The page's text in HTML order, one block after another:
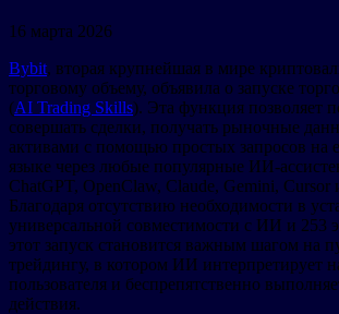
16 марта 2026
Bybit, вторая крупнейшая в мире
торговому объему, объявила о запуске
(AI Trading Skills). Эта функция позволяет
совершать сделки, получать рыночные
активами с помощью простых запросов на
языке через любые популярные ИИ-
ChatGPT, OpenClaw, Claude, Gemini, Cursor
Благодаря отсутствию необходимости в
универсальной совместимости с ИИ и 253
этот запуск становится важным шагом на
трейдингу, в котором ИИ интерпретирует
пользователя и беспрепятственно
действия.